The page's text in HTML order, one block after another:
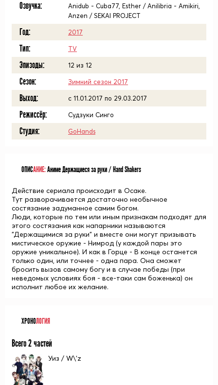
Озвучка:
Anidub - Cuba77, Esther / Anilibria - Amikiri,
Anzen / SEKAI PROJECT
Год: 2017
Тип: TV
Эпизоды: 12 из 12
Сезон: Зимний сезон 2017
Выход: c 11.01.2017 по 29.03.2017
Режиссёр: Судзуки Синго
Студия: GoHands
ОПИСАНИЕ:Аниме Держащиеся за руки / Hand Shakers
Действие сериала происходит в Осаке.
Тут разворачивается достаточно необычное
состязание задуманное самим богом.
Люди, которые по тем или иным признакам подходят для
этого состязания как напарники называются
"Держащимися за руки" и вместе они могут призывать
мистическое оружие - Нимрод (у каждой пары это
оружие уникальное). И как в Горце - В конце останется
только один, или точнее - одна пара. Она сможет
бросить вызов самому богу и в случае победы (при
неведомых условиях боя - все-таки сам боженька) он
исполнит любое их желание.
ХРОНОЛОГИЯ
Всего 2 частей
Уиз / W\'z